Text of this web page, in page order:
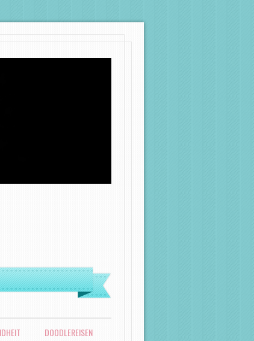
DOODLEREISEN